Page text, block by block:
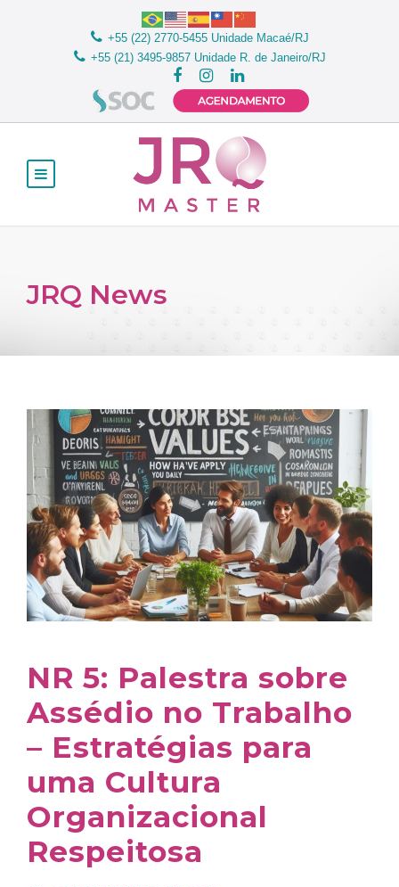
+55 (22) 2770-5455 Unidade Macaé/RJ
+55 (21) 3495-9857 Unidade R. de Janeiro/RJ
JRQ News
NR 5: Palestra sobre
Assédio no Trabalho
– Estratégias para
uma Cultura
Organizacional
Respeitosa